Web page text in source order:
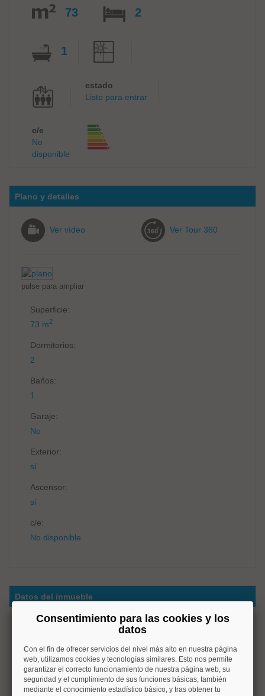
73 2
1
estado
Listo para entrar
c/e
No
disponible
Plano y detalles
Ver vídeo Ver Tour 360
pulse para ampliar
Superficie:
73 m2
Dormitorios:
2
Baños:
1
Garaje:
No
Exterior:
sí
Ascensor:
sí
c/e:
No disponible
Datos del inmueble
OPORTUNIDAD ÚNICA JUNTO AL RETIRO
Vivienda2 vende en exclusiva este espacio singular con
encanto y muchas posibilidades.
¿ Buscas algo diferente en una ubicación Premium de la
Consentimiento para las cookies y los
datos
Con el fin de ofrecer servicios del nivel más alto en nuestra página
web, utilizamos cookies y tecnologías similares. Esto nos permite
garantizar el correcto funcionamiento de nuestra página web, su
seguridad y el cumplimiento de sus funciones básicas, también
mediante el conocimiento estadístico básico, y tras obtener tu